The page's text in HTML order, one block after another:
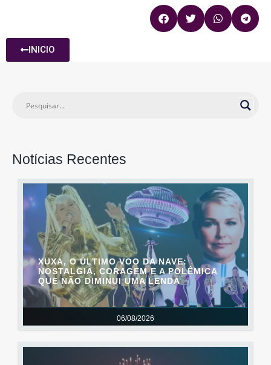
INICIO
Notícias Recentes
06/08/2026
XUXA, O ÚLTIMO VOO DA NAVE:
NOSTALGIA, CORAGEM E A POLÊMICA
QUE NÃO DIMINUI UMA LENDA